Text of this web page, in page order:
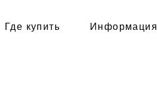
Где купить Информация